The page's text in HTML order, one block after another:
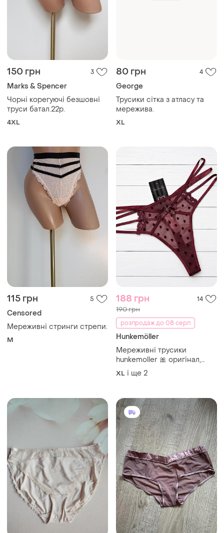
150 грн 3
Marks & Spencer
Чорні корегуючі безшовні
труси батал.22р.
4XL
80 грн 4
George
Трусики сітка з атласу та
мережива.
XL
115 грн 5
Censored
Мереживні стринги стрепи.
M
188 грн 14
190 грн
розпродаж до 08 серп
Hunkemöller
Мереживні трусики
hunkemoller 🎀 оригінал,
жіноча сексуальна білизна
XL і ще 2